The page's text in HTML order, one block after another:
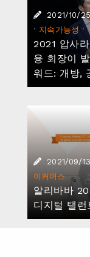
2021/10/25
· 지속가능성 ·
2021 압사
융 회장이
워드: 개방,
2021/09/13
이커머스
알리바바
디지털 탤